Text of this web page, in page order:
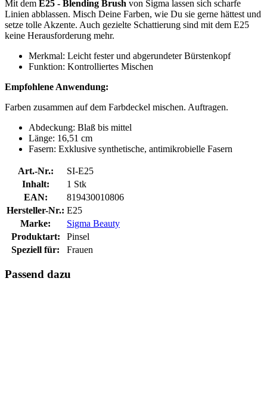
Mit dem E25 - Blending Brush von Sigma lassen sich scharfe
Linien abblassen. Misch Deine Farben, wie Du sie gerne hättest und
setze tolle Akzente. Auch gezielte Schattierung sind mit dem E25
keine Herausforderung mehr.
Merkmal: Leicht fester und abgerundeter Bürstenkopf
Funktion: Kontrolliertes Mischen
Empfohlene Anwendung:
Farben zusammen auf dem Farbdeckel mischen. Auftragen.
Abdeckung: Blaß bis mittel
Länge: 16,51 cm
Fasern: Exklusive synthetische, antimikrobielle Fasern
Art.-Nr.:
SI-E25
Inhalt:
1 Stk
EAN:
819430010806
Hersteller-Nr.: E25
Marke:
Sigma Beauty
Produktart:
Pinsel
Speziell für:
Frauen
Passend dazu